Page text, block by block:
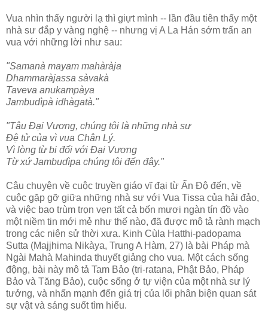
Vua nhìn thấy người lạ thì giựt mình -- lần đầu tiên thấy một
nhà sư đắp y vàng nghệ -- nhưng vị A La Hán sớm trấn an
vua với những lời như sau:
"Samanà mayam mahàràja
Dhammaràjassa sàvakà
Taveva anukampàya
Jambudìpà idhàgatà."
"Tâu Ðại Vương, chúng tôi là những nhà sư
Ðệ tử của vì vua Chân Lý.
Vì lòng từ bi đối với Ðại Vương
Từ xứ Jambudìpa chúng tôi đến đây."
Câu chuyện về cuộc truyền giáo vĩ đại từ Ấn Ðộ đến, về
cuộc gặp gỡ giữa những nhà sư với Vua Tissa của hải đảo,
và việc bao trùm trọn vẹn tất cả bốn mươi ngàn tín đồ vào
một niềm tin mới mẻ như thế nào, đã được mô tả rành mạch
trong các niên sử thời xưa. Kinh Cùla Hatthi-padopama
Sutta (Majjhima Nikàya, Trung A Hàm, 27) là bài Pháp mà
Ngài Mahà Mahinda thuyết giảng cho vua. Một cách sống
động, bài này mô tả Tam Bảo (tri-ratana, Phật Bảo, Pháp
Bảo và Tăng Bảo), cuộc sống ở tự viện của một nhà sư lý
tưởng, và nhấn mạnh đến giá trị của lối phân biện quan sát
sự vật và sáng suốt tìm hiểu.